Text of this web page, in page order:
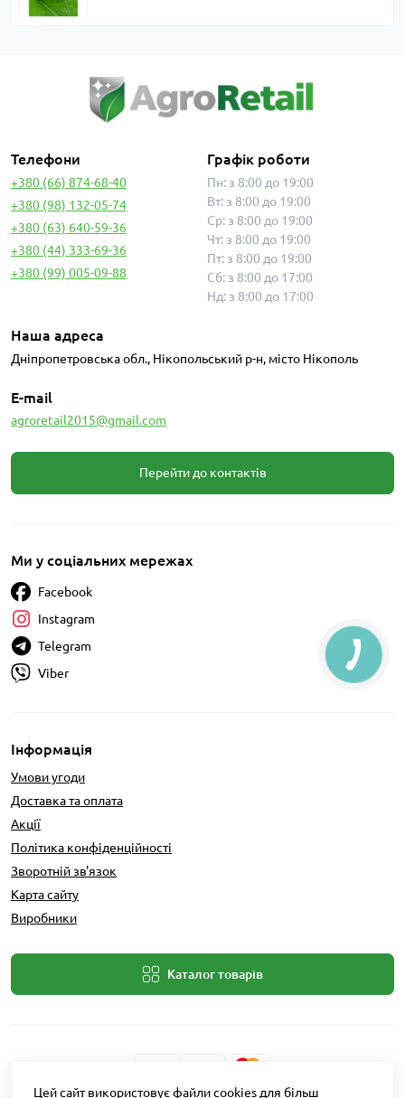
Телефони
+380 (66) 874-68-40
+380 (98) 132-05-74
+380 (63) 640-59-36
+380 (44) 333-69-36
+380 (99) 005-09-88
Графік роботи
Пн: з 8:00 до 19:00
Вт: з 8:00 до 19:00
Ср: з 8:00 до 19:00
Чт: з 8:00 до 19:00
Пт: з 8:00 до 19:00
Сб: з 8:00 до 17:00
Нд: з 8:00 до 17:00
Наша адреса
Дніпропетровська обл., Нікопольський р-н, місто Нікополь
E-mail
agroretail2015@gmail.com
Перейти до контактів
Інформація
Умови угоди
Доставка та оплата
Акції
Політика конфіденційності
Зворотній зв'язок
Карта сайту
Виробники
Каталог товарів
Ми у соціальних мережах
Facebook
Instagram
Telegram
Viber
Цей сайт використовує файли cookies для більш